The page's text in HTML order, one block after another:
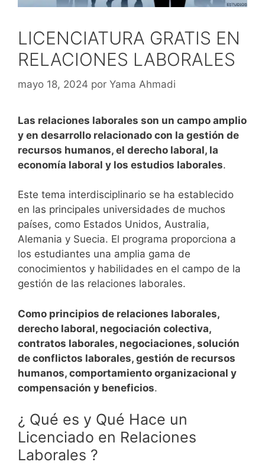
LICENCIATURA GRATIS EN
RELACIONES LABORALES
mayo 18, 2024 por Yama Ahmadi
Las relaciones laborales son un campo amplio
y en desarrollo relacionado con la gestión de
recursos humanos, el derecho laboral, la
economía laboral y los estudios laborales.
Este tema interdisciplinario se ha establecido
en las principales universidades de muchos
países, como Estados Unidos, Australia,
Alemania y Suecia. El programa proporciona a
los estudiantes una amplia gama de
conocimientos y habilidades en el campo de la
gestión de las relaciones laborales.
Como principios de relaciones laborales,
derecho laboral, negociación colectiva,
contratos laborales, negociaciones, solución
de conflictos laborales, gestión de recursos
humanos, comportamiento organizacional y
compensación y beneficios.
¿ Qué es y Qué Hace un
Licenciado en Relaciones
Laborales ?